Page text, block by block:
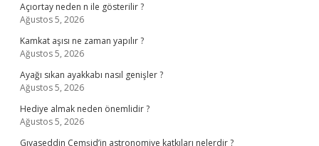
Açıortay neden n ile gösterilir ?
Ağustos 5, 2026
Kamkat aşısı ne zaman yapılır ?
Ağustos 5, 2026
Ayağı sıkan ayakkabı nasıl genişler ?
Ağustos 5, 2026
Hediye almak neden önemlidir ?
Ağustos 5, 2026
Gıyaseddin Cemşid’in astronomiye katkıları nelerdir ?